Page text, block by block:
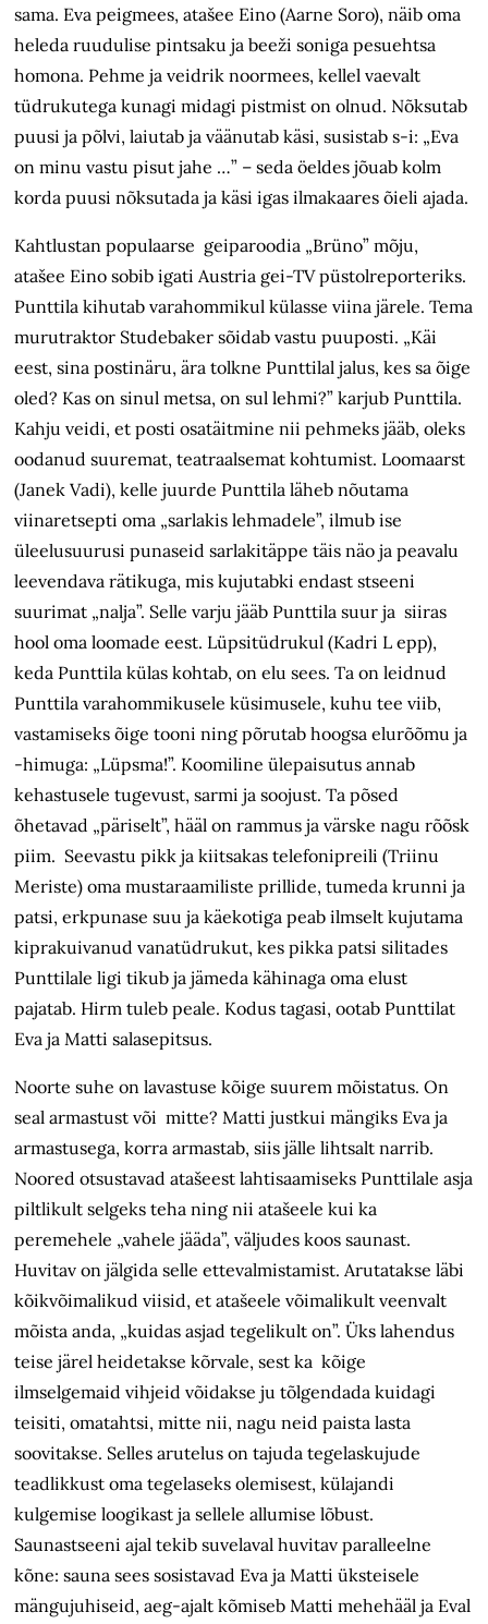
sama. Eva peigmees, atašee Eino (Aarne Soro), näib oma
heleda ruudulise pintsaku ja beeži soniga pesuehtsa
homona. Pehme ja veidrik noormees, kellel vaevalt
tüdrukutega kunagi midagi pistmist on olnud. Nõksutab
puusi ja põlvi, laiutab ja väänutab käsi, susistab s-i: „Eva
on minu vastu pisut jahe …” – seda öeldes jõuab kolm
korda puusi nõksutada ja käsi igas ilmakaares õieli ajada.
Kahtlustan populaarse geiparoodia „Brüno” mõju,
atašee Eino sobib igati Austria gei-TV püstolreporteriks.
Punttila kihutab varahommikul külasse viina järele. Tema
murutraktor Studebaker sõidab vastu puuposti. „Käi
eest, sina postinäru, ära tolkne Punttilal jalus, kes sa õige
oled? Kas on sinul metsa, on sul lehmi?” karjub Punttila.
Kahju veidi, et posti osatäitmine nii pehmeks jääb, oleks
oodanud suuremat, teatraalsemat kohtumist. Loomaarst
(Janek Vadi), kelle juurde Punttila läheb nõutama
viinaretsepti oma „sarlakis lehmadele”, ilmub ise
üleelusuurusi punaseid sarlakitäppe täis näo ja peavalu
leevendava rätikuga, mis kujutabki endast stseeni
suurimat „nalja”. Selle varju jääb Punttila suur ja siiras
hool oma loomade eest. Lüpsitüdrukul (Kadri L epp),
keda Punttila külas kohtab, on elu sees. Ta on leidnud
Punttila varahommikusele küsimusele, kuhu tee viib,
vastamiseks õige tooni ning põrutab hoogsa elurõõmu ja
-himuga: „Lüpsma!”. Koomiline ülepaisutus annab
kehastusele tugevust, sarmi ja soojust. Ta põsed
õhetavad „päriselt”, hääl on rammus ja värske nagu rõõsk
piim. Seevastu pikk ja kiitsakas telefonipreili (Triinu
Meriste) oma mustaraamiliste prillide, tumeda krunni ja
patsi, erkpunase suu ja käekotiga peab ilmselt kujutama
kiprakuivanud vanatüdrukut, kes pikka patsi silitades
Punttilale ligi tikub ja jämeda kähinaga oma elust
pajatab. Hirm tuleb peale. Kodus tagasi, ootab Punttilat
Eva ja Matti salasepitsus.
Noorte suhe on lavastuse kõige suurem mõistatus. On
seal armastust või mitte? Matti justkui mängiks Eva ja
armastusega, korra armastab, siis jälle lihtsalt narrib.
Noored otsustavad atašeest lahtisaamiseks Punttilale asja
piltlikult selgeks teha ning nii atašeele kui ka
peremehele „vahele jääda”, väljudes koos saunast.
Huvitav on jälgida selle ettevalmistamist. Arutatakse läbi
kõikvõimalikud viisid, et atašeele võimalikult veenvalt
mõista anda, „kuidas asjad tegelikult on”. Üks lahendus
teise järel heidetakse kõrvale, sest ka kõige
ilmselgemaid vihjeid võidakse ju tõlgendada kuidagi
teisiti, omatahtsi, mitte nii, nagu neid paista lasta
soovitakse. Selles arutelus on tajuda tegelaskujude
teadlikkust oma tegelaseks olemisest, külajandi
kulgemise loogikast ja sellele allumise lõbust.
Saunastseeni ajal tekib suvelaval huvitav paralleelne
kõne: sauna sees sosistavad Eva ja Matti üksteisele
mängujuhiseid, aeg-ajalt kõmiseb Matti mehehääl ja Eval